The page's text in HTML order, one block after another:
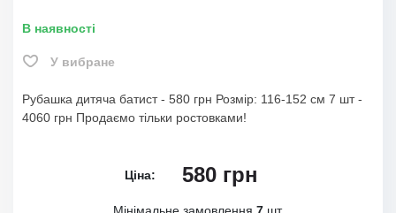
В наявності
У вибране
Рубашка дитяча батист - 580 грн Розмір: 116-152 см 7 шт -
4060 грн Продаємо тільки ростовками!
Ціна: 580 грн